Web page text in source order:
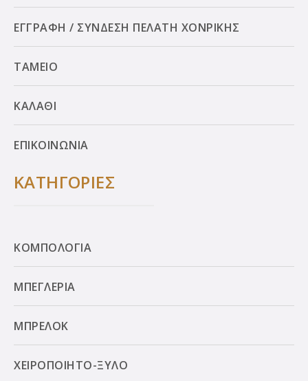
ΕΓΓΡΑΦΗ / ΣΥΝΔΕΣΗ ΠΕΛΑΤΗ ΧΟΝΡΙΚΗΣ
ΤΑΜΕΙΟ
ΚΑΛΑΘΙ
ΕΠΙΚΟΙΝΩΝΙΑ
ΚΑΤΗΓΟΡΙΕΣ
ΚΟΜΠΟΛΟΓΙΑ
ΜΠΕΓΛΕΡΙΑ
ΜΠΡΕΛΟΚ
ΧΕΙΡΟΠΟΙΗΤΟ-ΞΥΛΟ